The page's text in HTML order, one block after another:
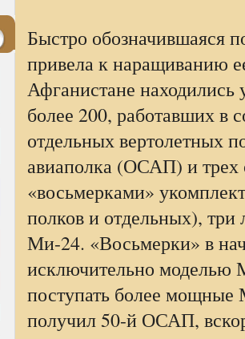
Быстро обозначившаяся
привела к наращиванию
Афганистане находились
более 200, работавших в
отдельных вертолетных
авиаполка (ОСАП) и трех
«восьмерками»
полков и отдельных),
Ми-24. «Восьмерки» в
исключительно моделью
поступать более
получил 50-й ОСАП,